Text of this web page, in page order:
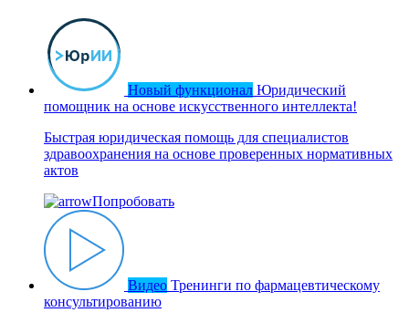
Новый функционал Юридический
помощник на основе искусственного интеллекта!
Быстрая юридическая помощь для специалистов
здравоохранения на основе проверенных нормативных
актов
Попробовать
Видео Тренинги по фармацевтическому
консультированию